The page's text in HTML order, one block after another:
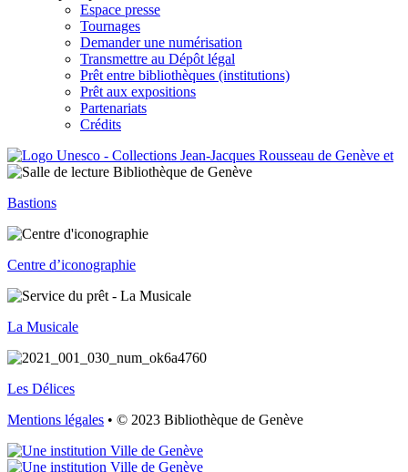
Espace presse
Tournages
Demander une numérisation
Transmettre au Dépôt légal
Prêt entre bibliothèques (institutions)
Prêt aux expositions
Partenariats
Crédits
Bastions
Centre d’iconographie
La Musicale
Les Délices
Mentions légales • © 2023 Bibliothèque de Genève